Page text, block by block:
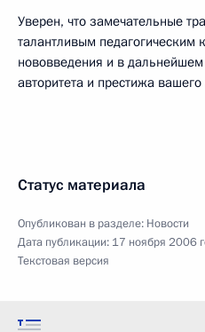
Уверен, что замечательные
талантливым
нововведения и в
авторитета и престижа вашего
Статус материала
Опубликован в разделе: Новости
Дата публикации: 17 ноября 2006
Текстовая версия